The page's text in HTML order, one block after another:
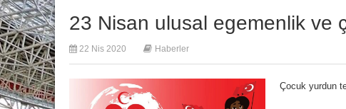
23 Nisan ulusal egemenlik ve
22 Nis 2020 Haberler
Çocuk yurdun